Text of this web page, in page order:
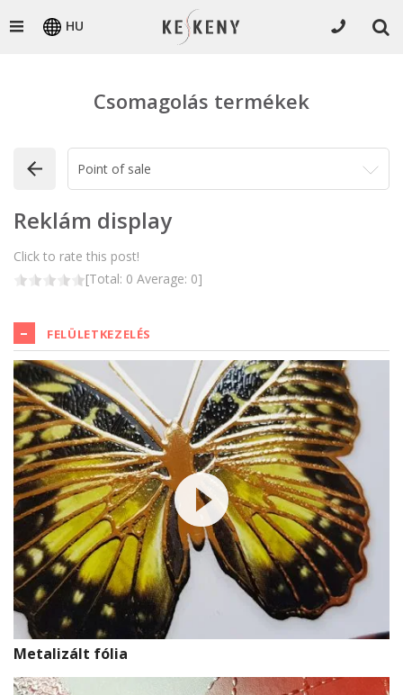
HU
Csomagolás termékek
Reklám display
Click to rate this post!
[Total: 0 Average: 0]
FELÜLETKEZELÉS
Metalizált fólia